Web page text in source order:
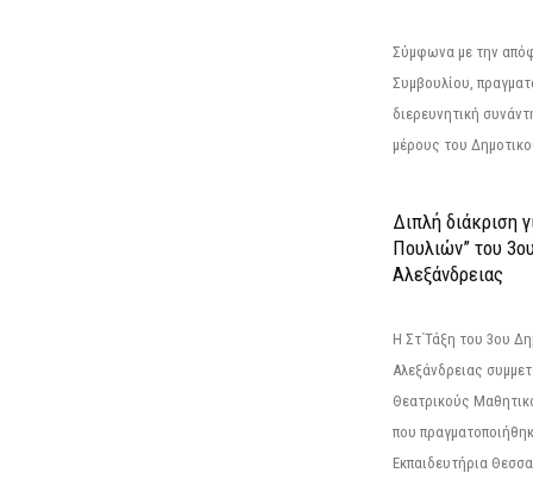
Σύμφωνα με την
Συμβουλίου,
διερευνητική
μέρους του
Διπλή διάκριση
Πουλιών” του
Αλεξάνδρειας
Η Στ΄Τάξη του 3ου
Αλεξάνδρειας
Θεατρικούς
που
Εκπαιδευτήρια